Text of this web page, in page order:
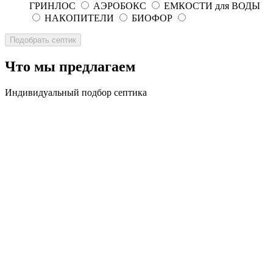
ГРИНЛОС
АЭРОБОКС
ЕМКОСТИ для ВОДЫ
НАКОПИТЕЛИ
БИОФОР
Что мы предлагаем
Индивидуальный подбор септика